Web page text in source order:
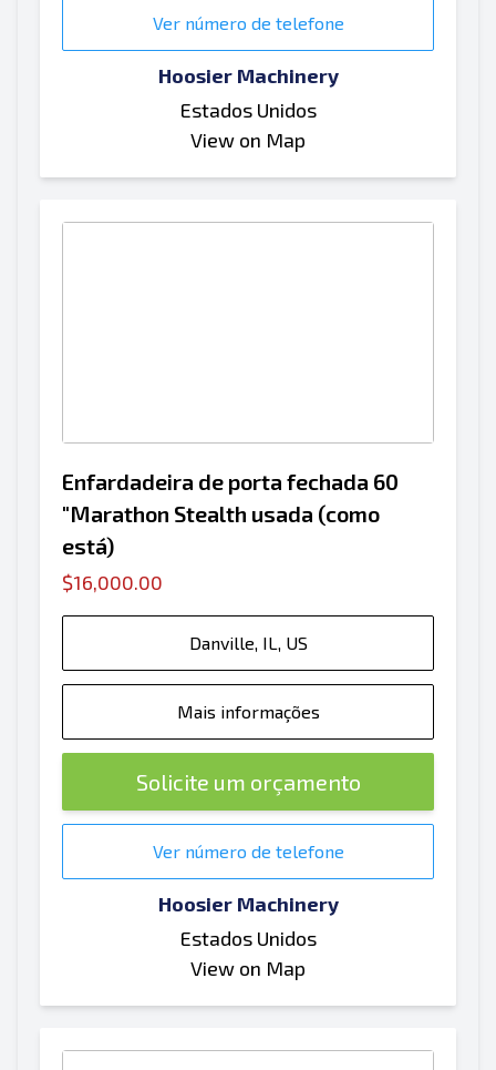
Ver número de telefone
Hoosier Machinery
Estados Unidos
View on Map
Enfardadeira de porta fechada 60
"Marathon Stealth usada (como
está)
$16,000.00
Danville, IL, US
Mais informações
Solicite um orçamento
Ver número de telefone
Hoosier Machinery
Estados Unidos
View on Map